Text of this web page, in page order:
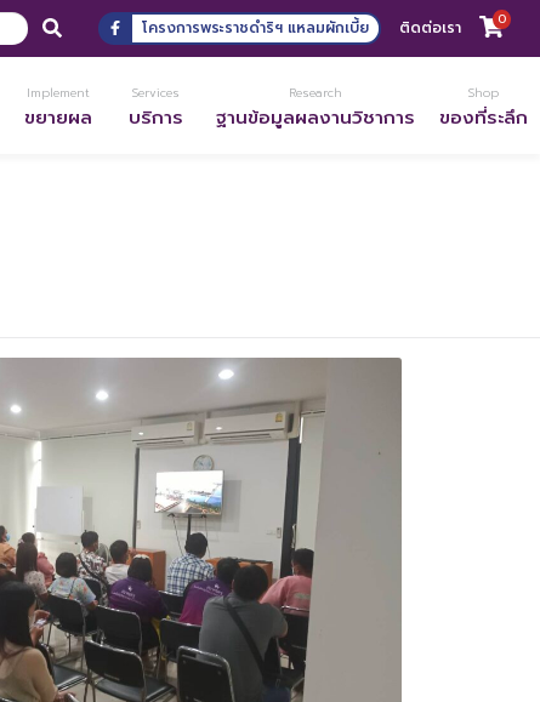
โครงการพระราชดำริฯ แหลมผักเบี้ย ติดต่อเรา 0
Implement
ขยายผล
Services
บริการ
Research
ฐานข้อมูลผลงานวิชาการ
Shop
ของที่ระลึก